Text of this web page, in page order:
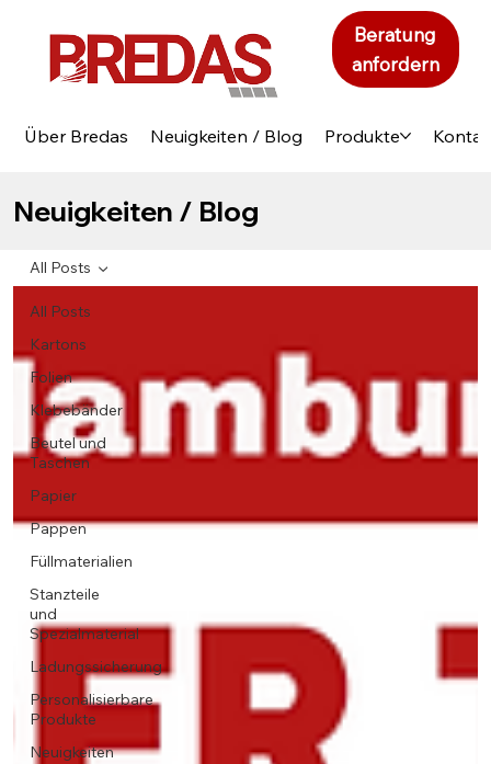
Über Bredas Neuigkeiten / Blog Produkte
Beratung
anfordern
Neuigkeiten / Blog
All Posts
Kartons
Folien
Klebebänder
Beutel und
Taschen
Papier
Pappen
Füllmaterialien
Stanzteile
und
Spezialmaterial
Ladungssicherung
Personalisierbare
Produkte
Neuigkeiten
All Posts